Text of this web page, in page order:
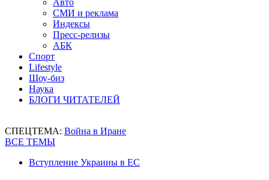
Авто
СМИ и реклама
Индексы
Пресс-релизы
АБК
Спорт
Lifestyle
Шоу-биз
Наука
БЛОГИ ЧИТАТЕЛЕЙ
СПЕЦТЕМА: Война в Иране
ВСЕ ТЕМЫ
Вступление Украины в ЕС